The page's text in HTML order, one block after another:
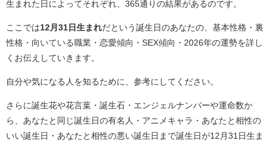
生まれた日によってそれぞれ、365通りの結果があるのです。
ここでは12月31日生まれだという誕生日のあなたの、基本性格・裏
性格・向いている職業・恋愛傾向・SEX傾向・2026年の運勢を詳し
くお伝えしていきます。
自分や気になる人を知るために、参考にしてください。
さらに誕生花や花言葉・誕生石・エンジェルナンバーや運命数か
ら、あなたと同じ誕生日の有名人・アニメキャラ・あなたと相性の
いい誕生日・あなたと相性の悪い誕生日まで誕生日が12月31日生ま